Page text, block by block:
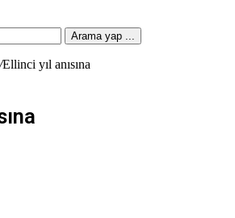
Arama yap ...
/Ellinci yıl anısına